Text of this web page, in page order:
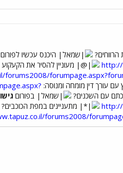
היכנס עכשיו לפורום
http://
מעוניין להסיר את
forums2008/
עם עורך דין מומחה ומנוסה:
עם השכנים? בפורום
http://
מתעניינים במפת
forums2008/